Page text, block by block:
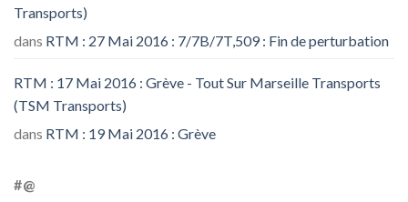
Transports)
dans RTM : 27 Mai 2016 : 7/7B/7T,509 : Fin de perturbation
RTM : 17 Mai 2016 : Grève - Tout Sur Marseille Transports
(TSM Transports)
dans RTM : 19 Mai 2016 : Grève
#@